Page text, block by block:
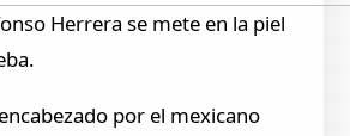
Herrera se mete en la piel
por el mexicano